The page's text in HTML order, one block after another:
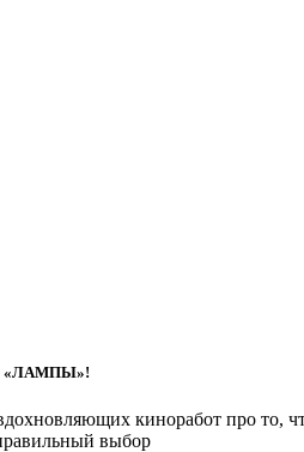
«ЛАМПЫ»!
киноработ про
выбор